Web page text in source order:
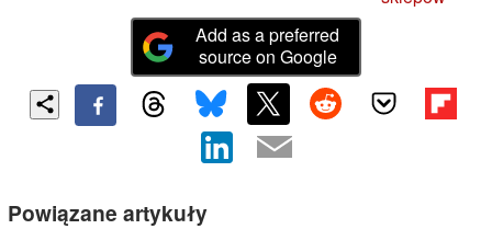
Add as a preferred
source on Google
Powiązane artykuły